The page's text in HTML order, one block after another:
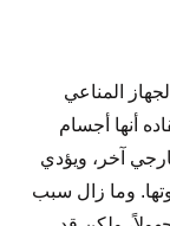
المناعي
أنها أجسام
آخر، ويؤدي
وما زال سبب